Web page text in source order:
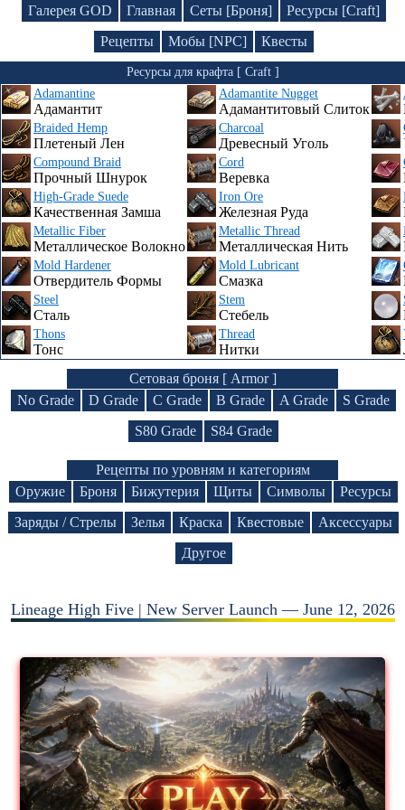
Галерея GOD Главная Сеты [Броня]
Ресурсы [Craft]
Рецепты
Мобы [NPC] Квесты
Ресурсы для крафта [ Craft ]
Adamantine
Адамантит
Adamantite Nugget
Адамантитовый Слиток
Braided Hemp
Плетеный Лен
Charcoal
Древесный Уголь
Compound Braid
Прочный Шнурок
Cord
Веревка
High-Grade Suede
Качественная Замша
Iron Ore
Железная Руда
Metallic Fiber
Металлическое Волокно
Metallic Thread
Металлическая Нить
Mold Hardener
Отвердитель Формы
Mold Lubricant
Смазка
Steel
Сталь
Stem
Стебель
Thons
Тонс
Thread
Нитки
Сетовая броня [ Armor ]
No Grade
D Grade C Grade B Grade A Grade
S Grade
S80 Grade
S84 Grade
Рецепты по уровням и категориям
Оружие
Броня Бижутерия Щиты Символы
Ресурсы
Заряды / Стрелы
Зелья Краска Квестовые
Аксессуары
Другое
Lineage High Five | New Server Launch — June 12, 2026